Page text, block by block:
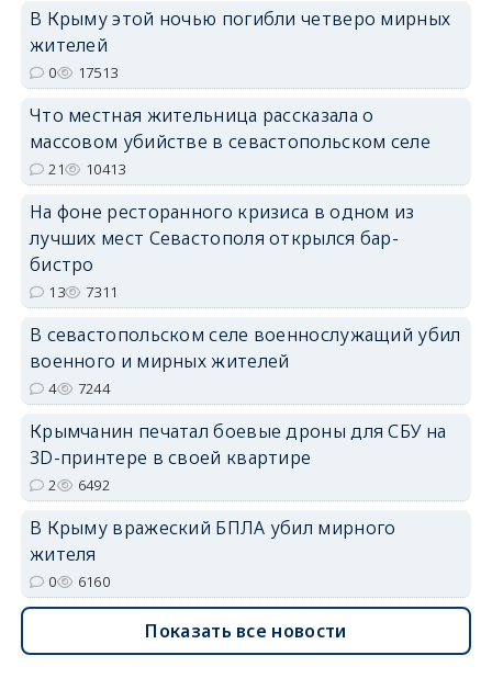
В Крыму этой ночью погибли четверо мирных
жителей
0 17513
Что местная жительница рассказала о
массовом убийстве в севастопольском селе
21 10413
На фоне ресторанного кризиса в одном из
лучших мест Севастополя открылся бар-
бистро
13 7311
В севастопольском селе военнослужащий убил
военного и мирных жителей
4 7244
Крымчанин печатал боевые дроны для СБУ на
3D-принтере в своей квартире
2 6492
В Крыму вражеский БПЛА убил мирного
жителя
0 6160
Показать все новости